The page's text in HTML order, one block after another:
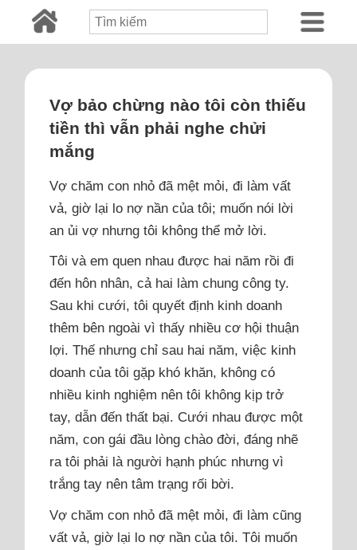
Vợ bảo chừng nào tôi còn thiếu
tiền thì vẫn phải nghe chửi
mắng
Vợ chăm con nhỏ đã mệt mỏi, đi làm vất
vả, giờ lại lo nợ nần của tôi; muốn nói lời
an ủi vợ nhưng tôi không thể mở lời.
Tôi và em quen nhau được hai năm rồi đi
đến hôn nhân, cả hai làm chung công ty.
Sau khi cưới, tôi quyết định kinh doanh
thêm bên ngoài vì thấy nhiều cơ hội thuận
lợi. Thế nhưng chỉ sau hai năm, việc kinh
doanh của tôi gặp khó khăn, không có
nhiều kinh nghiệm nên tôi không kịp trở
tay, dẫn đến thất bại. Cưới nhau được một
năm, con gái đầu lòng chào đời, đáng nhẽ
ra tôi phải là người hạnh phúc nhưng vì
trắng tay nên tâm trạng rối bời.
Vợ chăm con nhỏ đã mệt mỏi, đi làm cũng
vất vả, giờ lại lo nợ nần của tôi. Tôi muốn